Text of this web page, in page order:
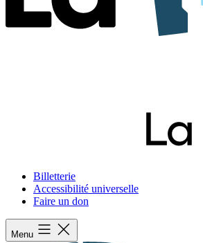
Billetterie
Accessibilité universelle
Faire un don
Menu